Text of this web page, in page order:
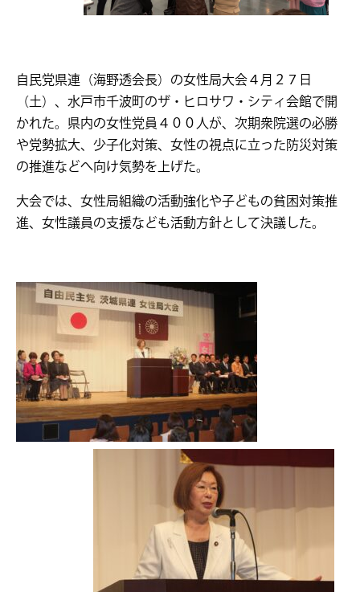
自民党県連（海野透会長）の女性局大会４月２７日
（土）、水戸市千波町のザ・ヒロサワ・シティ会館で開
かれた。県内の女性党員４００人が、次期衆院選の必勝
や党勢拡大、少子化対策、女性の視点に立った防災対策
の推進などへ向け気勢を上げた。
大会では、女性局組織の活動強化や子どもの貧困対策推
進、女性議員の支援なども活動方針として決議した。